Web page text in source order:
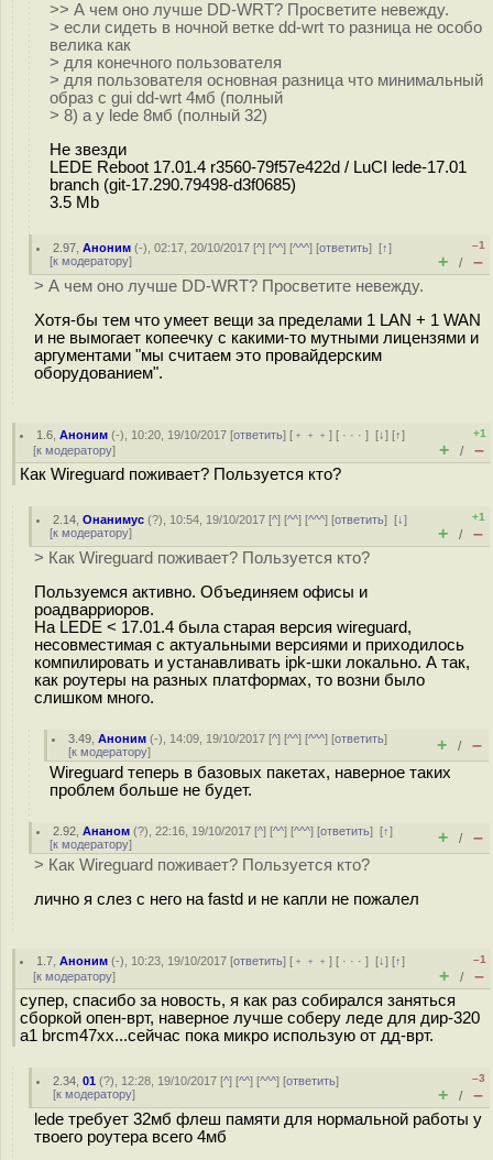
>> А чем оно лучше DD-WRT? Просветите невежду.
> если сидеть в ночной ветке dd-wrt то разница не особо
велика как
> для конечного пользователя
> для пользователя основная разница что минимальный
образ с gui dd-wrt 4мб (полный
> 8) а у lede 8мб (полный 32)
Не звезди
LEDE Reboot 17.01.4 r3560-79f57e422d / LuCI lede-17.01
branch (git-17.290.79498-d3f0685)
3.5 Mb
2.97 ,Аноним (-), 02:17, 20/10/2017 [^] [^^] [^^^] [ответить][↑]
[к модератору]
–1
+ / –
> А чем оно лучше DD-WRT? Просветите невежду.
Хотя-бы тем что умеет вещи за пределами 1 LAN + 1 WAN
и не вымогает копеечку с какими-то мутными лицензями и
аргументами "мы считаем это провайдерским
оборудованием".
1.6 ,Аноним (-), 10:20, 19/10/2017 [ответить] [ ﹢﹢﹢] [ · · ·][↓] [↑]
[к модератору]
+1
+ / –
Как Wireguard поживает? Пользуется кто?
2.14 ,Онанимус (?), 10:54, 19/10/2017 [^] [^^] [^^^] [ответить][↓]
[к модератору]
+1
+ / –
> Как Wireguard поживает? Пользуется кто?
Пользуемся активно. Объединяем офисы и
роадварриоров.
На LEDE < 17.01.4 была старая версия wireguard,
несовместимая с актуальными версиями и приходилось
компилировать и устанавливать ipk-шки локально. А так,
как роутеры на разных платформах, то возни было
слишком много.
3.49 ,Аноним (-), 14:09, 19/10/2017 [^] [^^] [^^^] [ответить]
[к модератору] + / –
Wireguard теперь в базовых пакетах, наверное таких
проблем больше не будет.
2.92 ,Ананом (?), 22:16, 19/10/2017 [^] [^^] [^^^] [ответить][↑]
[к модератору] + / –
> Как Wireguard поживает? Пользуется кто?
лично я слез с него на fastd и не капли не пожалел
1.7 ,Аноним (-), 10:23, 19/10/2017 [ответить] [ ﹢﹢﹢] [ · · ·][↓] [↑]
[к модератору]
–1
+ / –
супер, спасибо за новость, я как раз собирался заняться
сборкой опен-врт, наверное лучше соберу леде для дир-320
а1 brcm47xx...сейчас пока микро использую от дд-врт.
2.34 ,01 (?), 12:28, 19/10/2017 [^] [^^] [^^^] [ответить]
[к модератору]
–3
+ / –
lede требует 32мб флеш памяти для нормальной работы у
твоего роутера всего 4мб